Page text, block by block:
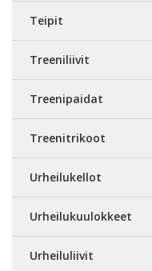
Teipit
Treeniliivit
Treenipaidat
Treenitrikoot
Urheilukellot
Urheilukuulokkeet
Urheiluliivit